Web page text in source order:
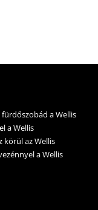
fürdőszobád a Wellis
a Wellis
körül az Wellis
a Wellis